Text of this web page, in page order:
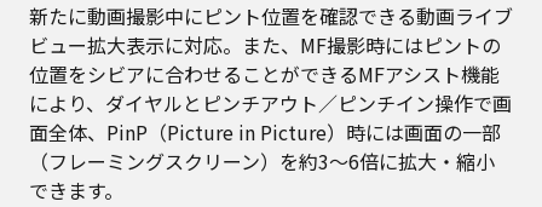
新たに動画撮影中にピント位置を確認できる動画ライブ
ビュー拡大表示に対応。また、MF撮影時にはピントの
位置をシビアに合わせることができるMFアシスト機能
により、ダイヤルとピンチアウト／ピンチイン操作で画
面全体、PinP（Picture in Picture）時には画面の一部
（フレーミングスクリーン）を約3～6倍に拡大・縮小
できます。